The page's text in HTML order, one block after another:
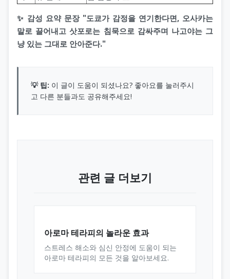
✨ 감성 요약 문장 "도쿄가 감정을 연기한다면, 오사카는
말로 끌어내고 삿포로는 침묵으로 감싸주며 나고야는 그
냥 있는 그대로 안아준다."
💡 팁: 이 글이 도움이 되셨나요? 좋아요를 눌러주시
고 다른 분들과도 공유해주세요!
관련 글 더보기
아로마 테라피의 놀라운 효과
스트레스 해소와 심신 안정에 도움이 되는
아로마 테라피의 모든 것을 알아보세요.